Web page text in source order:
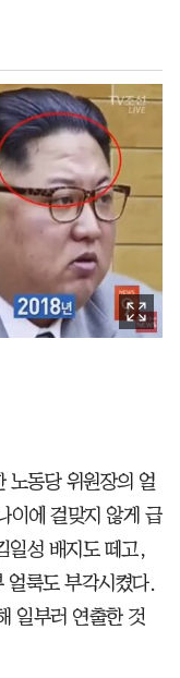
노동당 위원장의 얼
이에 걸맞지 않게 급
일성 배지도 떼고,
얼룩도 부각시켰다.
일부러 연출한 것